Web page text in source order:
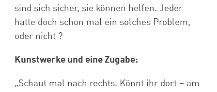
sind sich sicher, sie können helfen. Jeder
hatte doch schon mal ein solches Problem,
oder nicht ?
Kunstwerke und eine Zugabe:
„Schaut mal nach rechts. Könnt ihr dort – am